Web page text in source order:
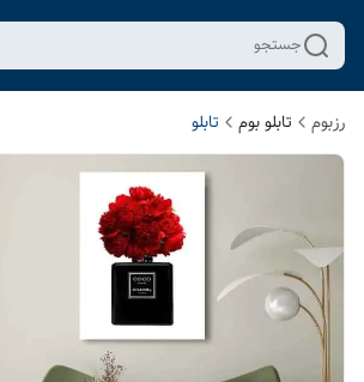
جستجو
رزبوم تابلو بوم تابلو